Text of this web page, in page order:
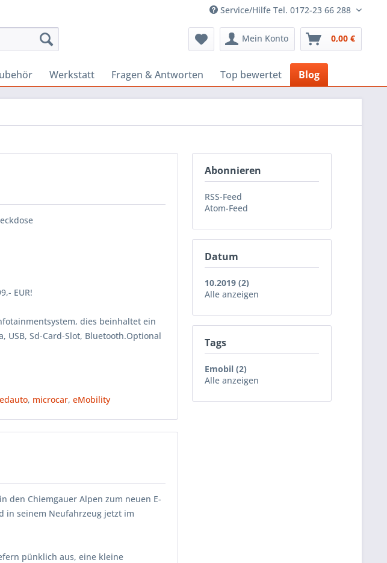
Service/Hilfe Tel. 0172-23 66 288
Mein Konto 0,00 €
Werkstatt Fragen & Antworten Top bewertet Blog
Abonnieren
RSS-Feed
Atom-Feed
Datum
10.2019 (2)
Alle anzeigen
Tags
Emobil (2)
Alle anzeigen
EUR!
dies beinhaltet ein
Sd-Card-Slot, Bluetooth.Optional
, microcar,eMobility
den Chiemgauer Alpen zum neuen E-
in seinem Neufahrzeug jetzt im
pünklich aus, eine kleine